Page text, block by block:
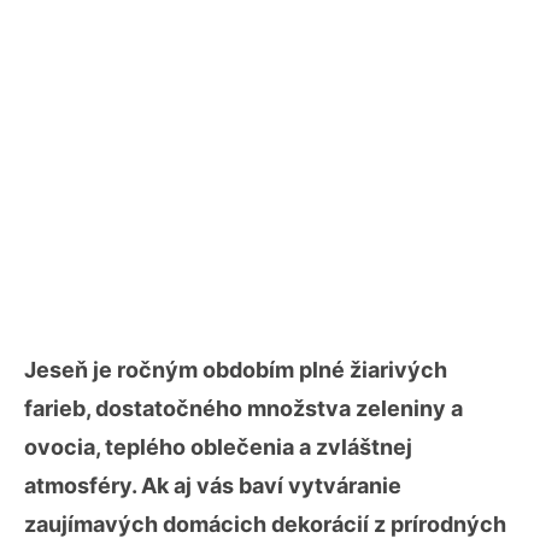
Jeseň je ročným obdobím plné žiarivých
farieb, dostatočného množstva zeleniny a
ovocia, teplého oblečenia a zvláštnej
atmosféry. Ak aj vás baví vytváranie
zaujímavých domácich dekorácií z prírodných